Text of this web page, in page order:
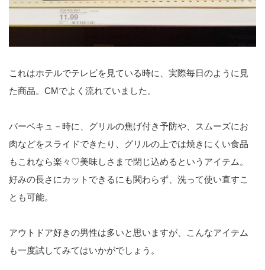
これはホテルでテレビを見ている時に、実際毎日のように見
た商品。CMでよく流れていました。
バーベキュ－時に、グリルの焦げ付き予防や、スムーズにお
肉などをスライドできたり、グリルの上では焼きにくい食品
もこれなら楽々♡美味しさまで閉じ込めるというアイテム。
好みの長さにカットできるにも関わらず、洗って使い直すこ
とも可能。
アウトドア好きの男性は多いと思いますが、こんなアイテム
も一度試してみてはいかがでしょう。